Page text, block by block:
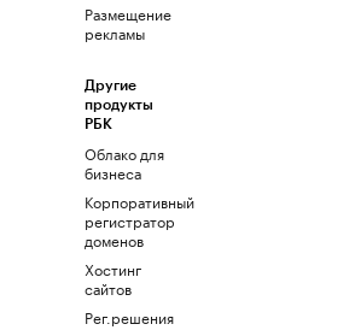
Размещение
рекламы
Другие
продукты
РБК
Облако для
бизнеса
Корпоративный
регистратор
доменов
Хостинг
сайтов
Рег.решения